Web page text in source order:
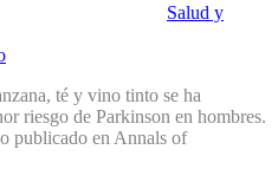
Salud y
té y vino tinto se ha
riesgo de Parkinson en hombres.
publicado en Annals of